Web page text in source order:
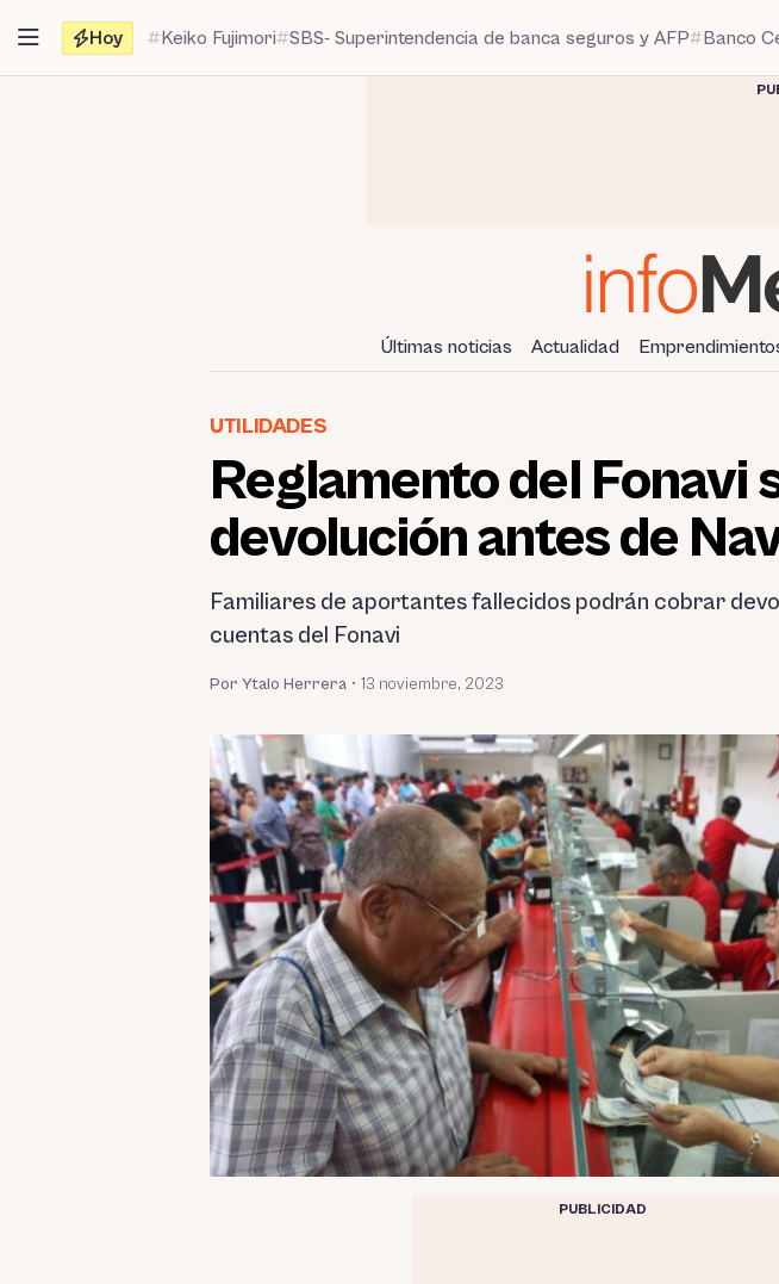
contenido
Hoy Keiko Fujimori SBS- Superintendencia de banca seguros y AFP Banco
Últimas noticias Actualidad
UTILIDADES
Reglamento del Fonavi
devolución antes de
Familiares de aportantes fallecidos podrán cobrar
cuentas del Fonavi
Por Ytalo Herrera • 13 noviembre, 2023
PUBLICIDAD